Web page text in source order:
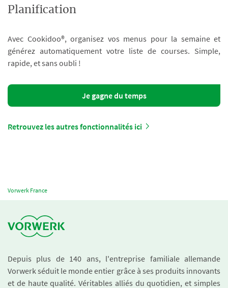
Planification
Avec Cookidoo®, organisez vos menus pour la semaine et
générez automatiquement votre liste de courses. Simple,
rapide, et sans oubli !
Je gagne du temps
Retrouvez les autres fonctionnalités ici
Vorwerk France
Depuis plus de 140 ans, l'entreprise familiale allemande
Vorwerk séduit le monde entier grâce à ses produits innovants
et de haute qualité. Véritables alliés du quotidien, et simples